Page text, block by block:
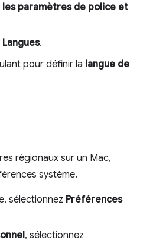
paramètres de police et
Langues.
pour définir la langue de
régionaux sur un Mac,
système.
sélectionnez Préférences
, sélectionnez